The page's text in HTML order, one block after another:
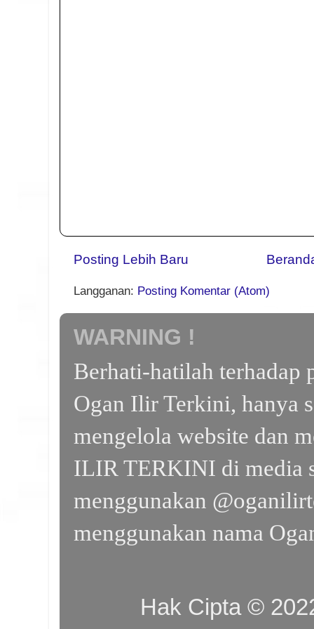
Posting Lebih Baru
Langganan: Posting Komentar (Atom)
WARNING !
Berhati-hatilah terhadap
Ogan Ilir Terkini, hanya
mengelola website dan
ILIR TERKINI di media
menggunakan
menggunakan nama
Hak Cipta ©